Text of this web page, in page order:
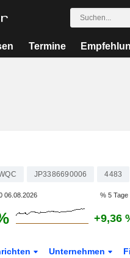
Termine
JP3386690006 4483
06.08.2026 % 5 Tage
+9,36
Unternehmen